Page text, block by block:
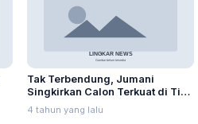
Tak Terbendung, Jumani
Singkirkan Calon Terkuat di Tiga
Besar
4 tahun yang lalu